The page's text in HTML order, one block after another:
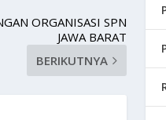
ORGANISASI SPN
JAWA BARAT
BERIKUTNYA